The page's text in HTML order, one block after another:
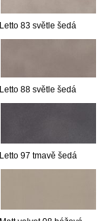
Letto 83 světle šedá
Letto 88 světle šedá
Letto 97 tmavě šedá